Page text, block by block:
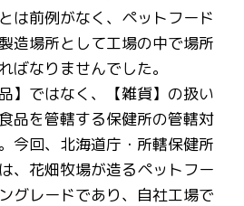
は前例がなく、ペットフード
造場所として工場の中で場所
ばなりませんでした。
】ではなく、【雑貨】の扱い
品を管轄する保健所の管轄対
今回、北海道庁・所轄保健所
、花畑牧場が造るペットフー
グレードであり、自社工場で